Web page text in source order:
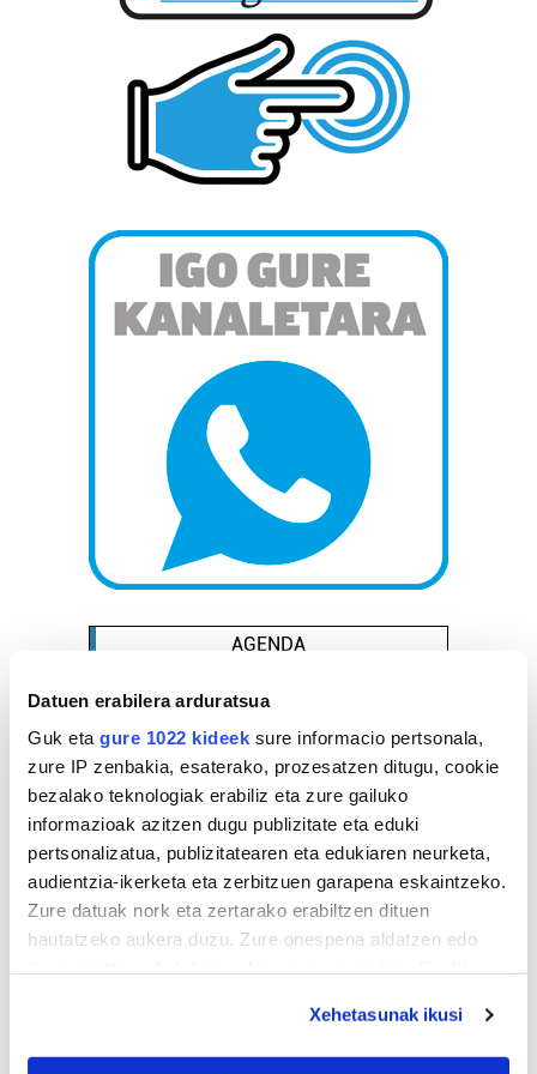
Datuen erabilera arduratsua
Guk eta gure 1022 kideek sure informacio pertsonala,
zure IP zenbakia, esaterako, prozesatzen ditugu, cookie
bezalako teknologiak erabiliz eta zure gailuko
informazioak azitzen dugu publizitate eta eduki
pertsonalizatua, publizitatearen eta edukiaren neurketa,
audientzia-ikerketa eta zerbitzuen garapena eskaintzeko.
Zure datuak nork eta zertarako erabiltzen dituen
hautatzeko aukera duzu. Zure onespena aldatzen edo
If you allow, we would also like to:
Xehetasunak ikusi
AGENDA
Abuztua 2026
AL. AR. AZ. OG. OL. LR.
IG.
27
28 29 30 31 1 2
10 11 12 13 14 15 16
17 18 19 20 21 22 23
24 25 26 27 28 29 30